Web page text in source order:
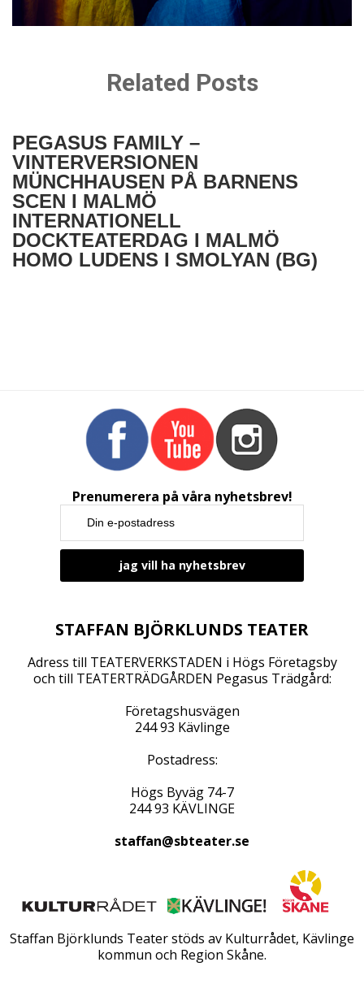
Related Posts
PEGASUS FAMILY –
VINTERVERSIONEN
MÜNCHHAUSEN PÅ BARNENS
SCEN I MALMÖ
INTERNATIONELL
DOCKTEATERDAG I MALMÖ
HOMO LUDENS I SMOLYAN (BG)
Prenumerera på våra nyhetsbrev!
STAFFAN BJÖRKLUNDS TEATER
Adress till TEATERVERKSTADEN i Högs Företagsby
och till TEATERTRÄDGÅRDEN Pegasus Trädgård:
Företagshusvägen
244 93 Kävlinge
Postadress:
Högs Byväg 74-7
244 93 KÄVLINGE
staffan@sbteater.se
Staffan Björklunds Teater stöds av Kulturrådet, Kävlinge
kommun och Region Skåne.